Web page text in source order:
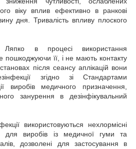
віку вплив ефективно в ранкові
дня. Тривалість впливу плоского
Ляпко в процесі використання
пошкоджуючи її, і не мають контакту
після сеансу аплікацій вони
згідно зі Стандартами
виробів медичного призначення,
занурення в дезінфікувальний
використовуються нехлормісні
для виробів із медичної гуми та
дозволені для застосування в